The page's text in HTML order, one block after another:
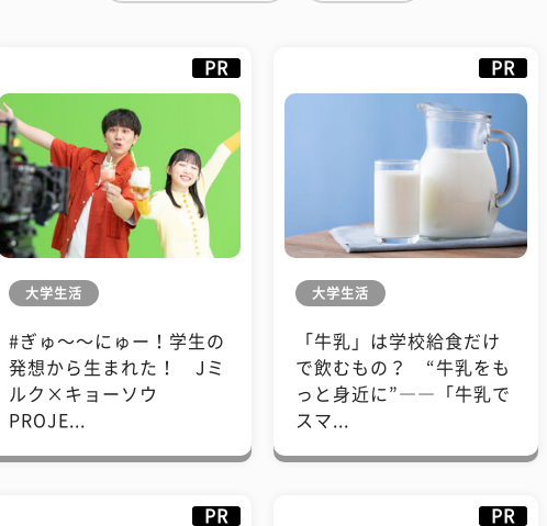
PR
大学生活
#ぎゅ〜〜にゅー！学生の
発想から生まれた！ Jミ
ルク×キョーソウ
PROJE...
PR
大学生活
「牛乳」は学校給食だけ
で飲むもの？ “牛乳をも
っと身近に”――「牛乳で
スマ...
PR PR